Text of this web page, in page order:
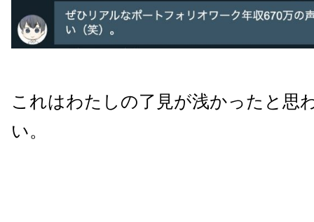
これはわたしの了見が浅かったと思
い。